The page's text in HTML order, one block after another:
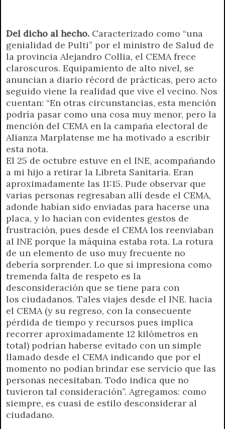
l
y
Del dicho al hecho. Caracterizado como “una
genialidad de Pulti” por el ministro de Salud de
la provincia Alejandro Collia, el CEMA frece
claroscuros. Equipamiento de alto nivel, se
anuncian a diario récord de prácticas, pero acto
seguido viene la realidad que vive el vecino. Nos
cuentan: “En otras circunstancias, esta mención
podría pasar como una cosa muy menor, pero la
mención del CEMA en la campaña electoral de
Alianza Marplatense me ha motivado a escribir
esta nota.
El 25 de octubre estuve en el INE, acompañando
a mi hijo a retirar la Libreta Sanitaria. Eran
aproximadamente las 11:15. Pude observar que
varias personas regresaban allí desde el CEMA,
adonde habían sido enviadas para hacerse una
placa, y lo hacían con evidentes gestos de
frustración, pues desde el CEMA los reenviaban
al INE porque la máquina estaba rota. La rotura
de un elemento de uso muy frecuente no
debería sorprender. Lo que sí impresiona como
tremenda falta de respeto es la
desconsideración que se tiene para con
los ciudadanos. Tales viajes desde el INE. hacia
el CEMA (y su regreso, con la consecuente
pérdida de tiempo y recursos pues implica
recorrer aproximadamente 12 kilómetros en
total) podrían haberse evitado con un simple
llamado desde el CEMA indicando que por el
momento no podían brindar ese servicio que las
personas necesitaban. Todo indica que no
tuvieron tal consideración”. Agregamos: como
siempre, es cuasi de estilo desconsiderar al
ciudadano.